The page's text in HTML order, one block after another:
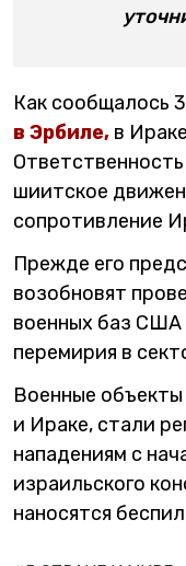
Как сообщалось
в Эрбиле, в
шиитское
сопротивление
Прежде его
возобновят
военных баз США
перемирия в
Военные
и Ираке, стали
нападениям с
израильского
наносятся